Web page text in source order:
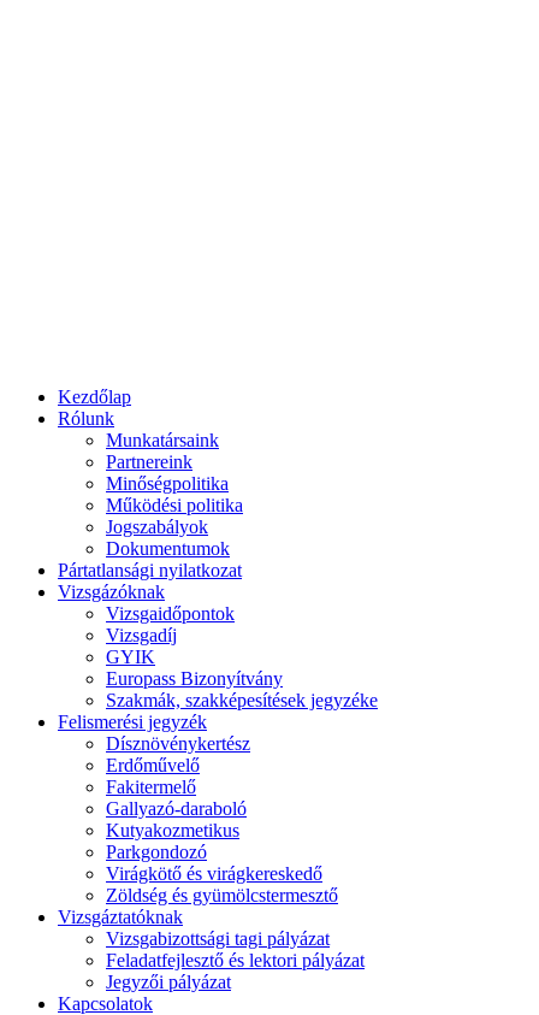
Kezdőlap
Rólunk
Munkatársaink
Partnereink
Minőségpolitika
Működési politika
Jogszabályok
Dokumentumok
Pártatlansági nyilatkozat
Vizsgázóknak
Vizsgaidőpontok
Vizsgadíj
GYIK
Europass Bizonyítvány
Szakmák, szakképesítések jegyzéke
Felismerési jegyzék
Dísznövénykertész
Erdőművelő
Fakitermelő
Gallyazó-daraboló
Kutyakozmetikus
Parkgondozó
Virágkötő és virágkereskedő
Zöldség és gyümölcstermesztő
Vizsgáztatóknak
Vizsgabizottsági tagi pályázat
Feladatfejlesztő és lektori pályázat
Jegyzői pályázat
Kapcsolatok